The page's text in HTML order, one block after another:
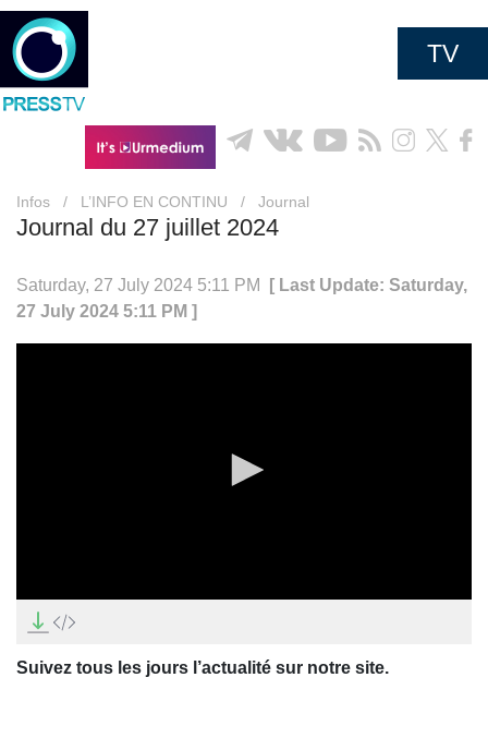
TV
Infos / L’INFO EN CONTINU / Journal
Journal du 27 juillet 2024
Saturday, 27 July 2024 5:11 PM
[ Last Update: Saturday,
27 July 2024 5:11 PM ]
seconds
0
seconds
Suivez tous les jours l’actualité sur notre site.